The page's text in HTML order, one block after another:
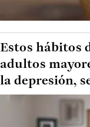
Estos hábitos
adultos
la depresión,